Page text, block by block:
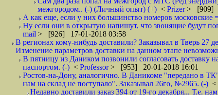
межгородом.. (-) (Личный опыт) (+) < Prizer> [909]
А как еще, если у них большинство номеров московские
Ну если они в открытую напишут, что звонящие будут
mail > [926] 17-01-2018 03:58
В регионах кому-нибудь доставили? Заказывал в Тверь 27
Изменение параметров доставки на данном этапе
В пятницу из Даником позвонили согласовать доставку
паспортом. (-) < Professor> [953] 20-01-2018 16:01
Ростов-на-Дону, аналогично. В Даникоме "передано в
нам на склад не поступало". Заказывал 26го, №2965. (-) <
Недавно доставили заказ 394 от 19-го декабря... Т.е.